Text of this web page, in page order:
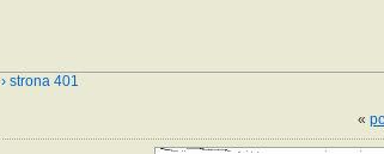
› strona 401
«